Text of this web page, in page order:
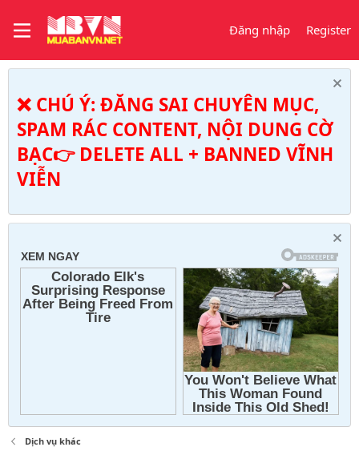
Đăng nhập Register
❌ CHÚ Ý: ĐĂNG SAI CHUYÊN MỤC,
SPAM RÁC CONTENT, NỘI DUNG CỜ
BẠC👉 DELETE ALL + BANNED VĨNH
VIỄN
Dịch vụ khác